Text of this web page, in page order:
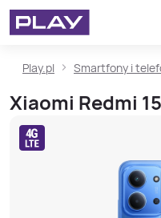
Play.pl Smartfony i
Xiaomi Redmi